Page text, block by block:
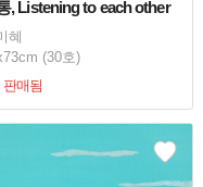
, Listening to each other
혜
(30호)
판매됨